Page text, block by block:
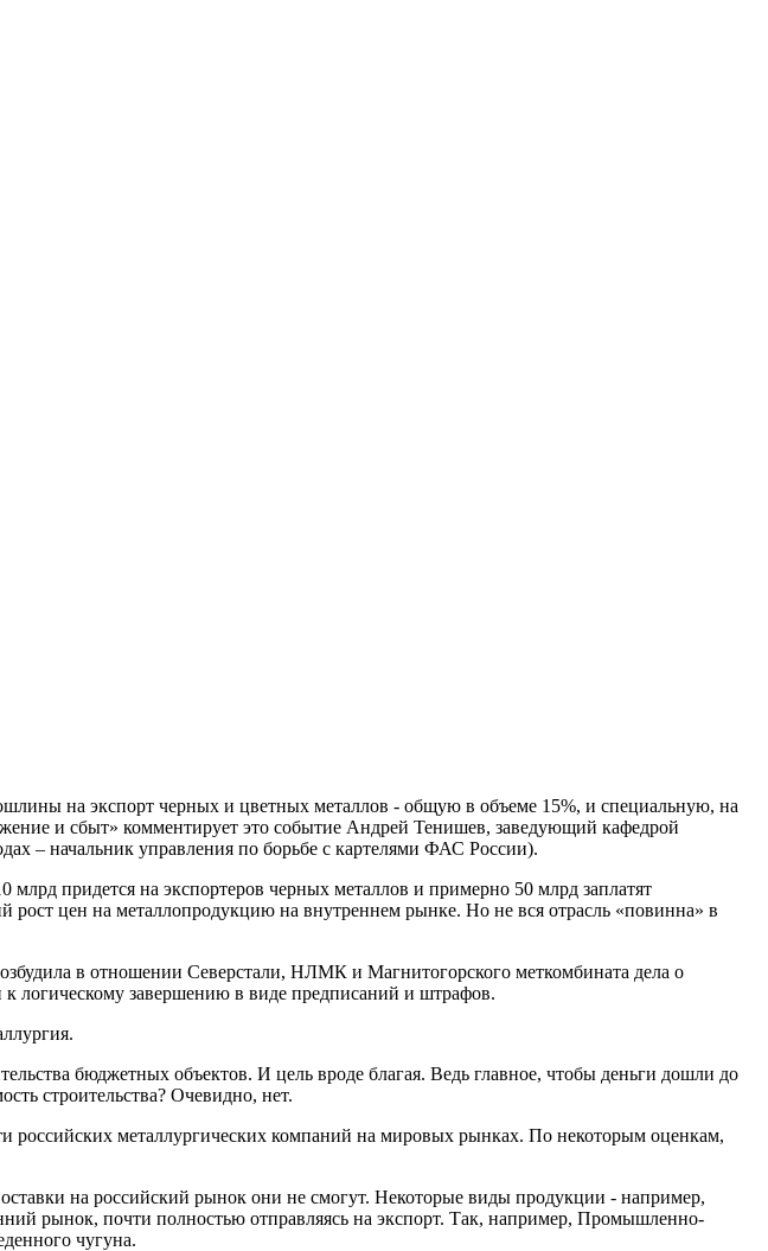
на экспорт черных и цветных металлов - общую в объеме 15%, и специальную, на
и сбыт» комментирует это событие Андрей Тенишев, заведующий кафедрой
– начальник управления по борьбе с картелями ФАС России).
млрд придется на экспортеров черных металлов и примерно 50 млрд заплатят
рост цен на металлопродукцию на внутреннем рынке. Но не вся отрасль «повинна» в
в отношении Северстали, НЛМК и Магнитогорского меткомбината дела о
логическому завершению в виде предписаний и штрафов.
бюджетных объектов. И цель вроде благая. Ведь главное, чтобы деньги дошли до
строительства? Очевидно, нет.
российских металлургических компаний на мировых рынках. По некоторым оценкам,
на российский рынок они не смогут. Некоторые виды продукции - например,
рынок, почти полностью отправляясь на экспорт. Так, например, Промышленно-
чугуна.